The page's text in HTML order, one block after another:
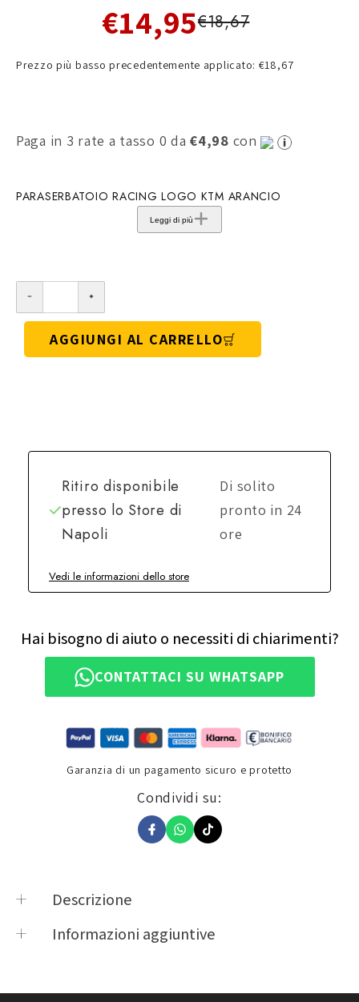
€14,95€18,67
Prezzo più basso precedentemente applicato: €18,67
Paga in 3 rate a tasso 0 da€4,98 con
PARASERBATOIO RACING LOGO KTM ARANCIO
Leggi di più
AGGIUNGI AL CARRELLO
Ritiro disponibile
presso lo Store di
Napoli
Di solito
pronto in 24
ore
Vedi le informazioni dello store
Hai bisogno di aiuto o necessiti di chiarimenti?
CONTATTACI SU WHATSAPP
Garanzia di un pagamento sicuro e protetto
Condividi su:
Descrizione
PARASERBATOIO RACING LOGO KTM ARANCIO
Informazioni aggiuntive